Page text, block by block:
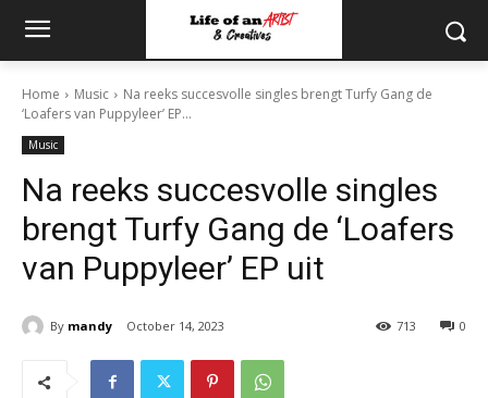
Home Music
Na reeks succesvolle singles brengt Turfy Gang de
‘Loafers van Puppyleer’ EP...
Music
Na reeks succesvolle singles
brengt Turfy Gang de ‘Loafers
van Puppyleer’ EP uit
By mandy October 14, 2023 0
713